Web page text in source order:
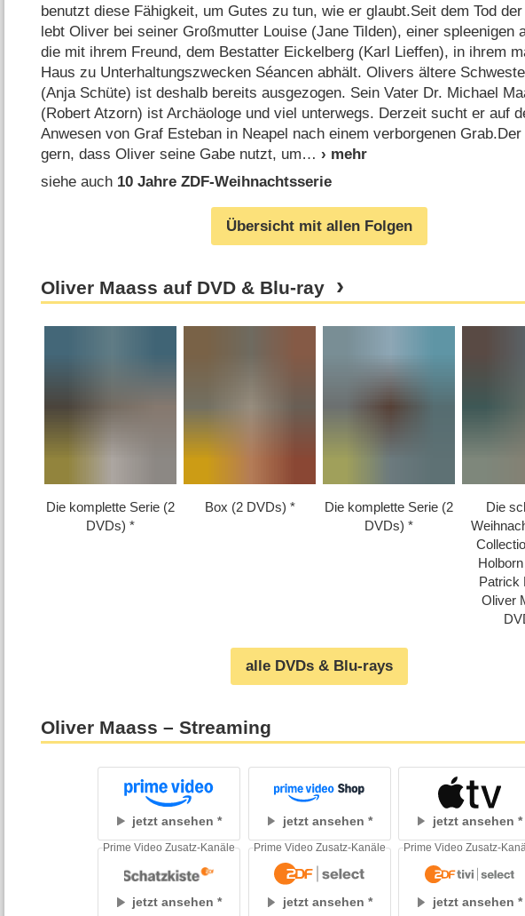
benutzt diese Fähigkeit, um Gutes zu tun, wie er glaubt.Seit dem Tod
lebt Oliver bei seiner Großmutter Louise (Jane Tilden), einer spleenigen
die mit ihrem Freund, dem Bestatter Eickelberg (Karl Lieffen), in ihrem
Haus zu Unterhaltungszwecken Séancen abhält. Olivers ältere
(Anja Schüte) ist deshalb bereits ausgezogen. Sein Vater Dr. Michael
(Robert Atzorn) ist Archäologe und viel unterwegs. Derzeit sucht er auf
Anwesen von Graf Esteban in Neapel nach einem verborgenen
gern, dass Oliver seine Gabe nutzt, um
siehe auch 10 Jahre ZDF-Weihnachtsserie
Übersicht mit allen Folgen
Oliver Maass auf DVD & Blu-ray
Die komplette Serie (2
DVDs)
Box (2 DVDs)
Die komplette Serie (2
DVDs)
Die
Patrick
Oliver
alle DVDs & Blu-rays
Oliver Maass – Streaming
jetzt ansehen jetzt ansehen jetzt ansehen
jetzt ansehen
Prime Video Zusatz-Kanäle
jetzt ansehen
Prime Video Zusatz-Kanäle
jetzt ansehen
Prime Video Zusatz-